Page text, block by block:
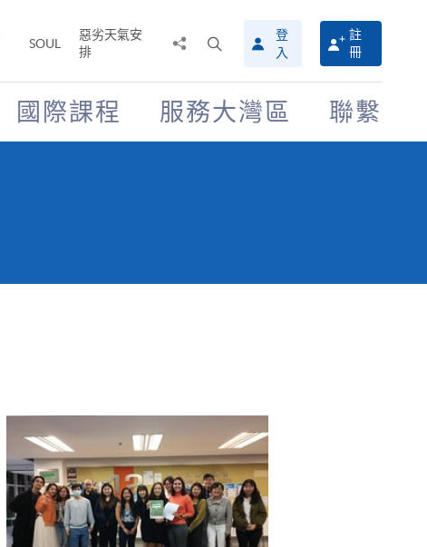
SOUL
惡劣天氣安
排
搜
尋
介
面
登
入
註
冊
國際課程 服務大灣區 聯繫